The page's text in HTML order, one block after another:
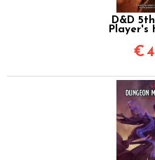
D&D
Player's
€